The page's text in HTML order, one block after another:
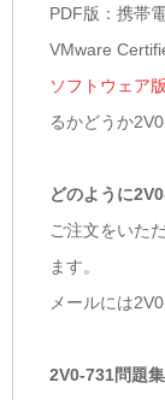
PDF版：携帯
VMware
ソフトウェア
るかどうか
どのように
ご注文をいた
ます。
メールには
2V0-731問題